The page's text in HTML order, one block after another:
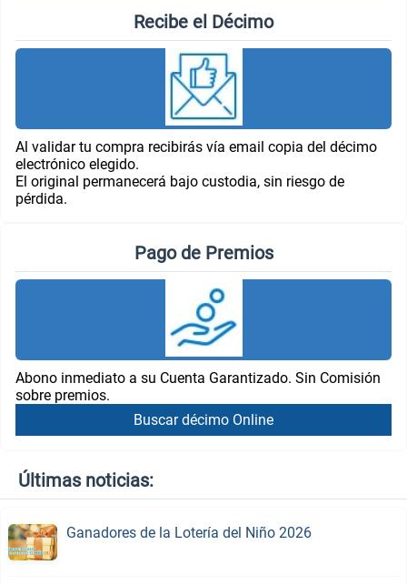
Recibe el Décimo
Al validar tu compra recibirás vía email copia del décimo
electrónico elegido.
El original permanecerá bajo custodia, sin riesgo de
pérdida.
Pago de Premios
Abono inmediato a su Cuenta Garantizado. Sin Comisión
sobre premios.
Buscar décimo Online
Últimas noticias:
Ganadores de la Lotería del Niño 2026